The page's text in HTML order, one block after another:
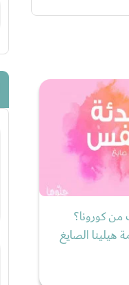
كورونا؟
هيلينا الصايغ